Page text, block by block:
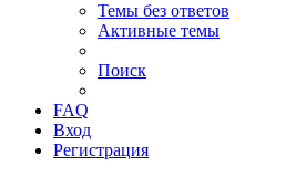
Темы без ответов
Активные темы
Поиск
FAQ
Вход
Регистрация